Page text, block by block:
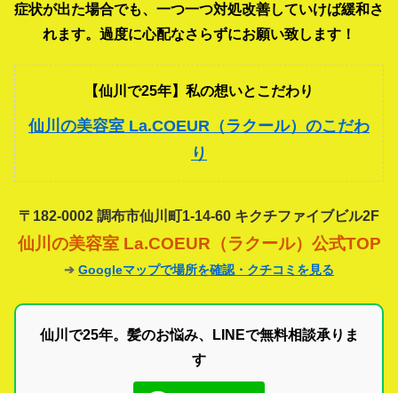
症状が出た場合でも、一つ一つ対処改善していけば緩和さ
れます。過度に心配なさらずにお願い致します！
【仙川で25年】私の想いとこだわり
仙川の美容室 La.COEUR（ラクール）のこだわ
り
〒182-0002 調布市仙川町1-14-60 キクチファイブビル2F
仙川の美容室 La.COEUR（ラクール）公式TOP
➔ Googleマップで場所を確認・クチコミを見る
仙川で25年。髪のお悩み、LINEで無料相談承りま
す